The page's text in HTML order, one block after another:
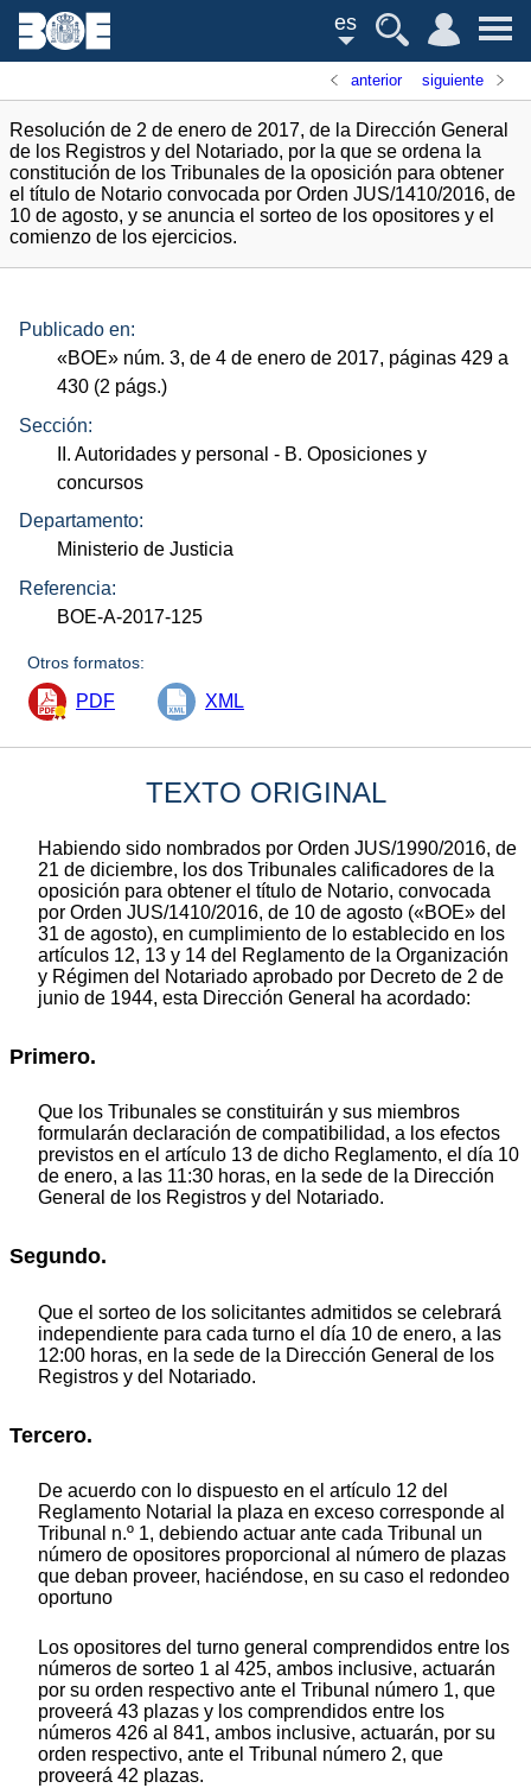
es
anterior siguiente
Resolución de 2 de enero de 2017, de la Dirección General
de los Registros y del Notariado, por la que se ordena la
constitución de los Tribunales de la oposición para obtener
el título de Notario convocada por Orden JUS/1410/2016, de
10 de agosto, y se anuncia el sorteo de los opositores y el
comienzo de los ejercicios.
Publicado en:
«BOE» núm. 3, de 4 de enero de 2017, páginas 429 a
430 (2 págs.)
Sección:
II. Autoridades y personal - B. Oposiciones y
concursos
Departamento:
Ministerio de Justicia
Referencia:
BOE-A-2017-125
Otros formatos:
PDF XML
TEXTO ORIGINAL
Habiendo sido nombrados por Orden JUS/1990/2016, de
21 de diciembre, los dos Tribunales calificadores de la
oposición para obtener el título de Notario, convocada
por Orden JUS/1410/2016, de 10 de agosto («BOE» del
31 de agosto), en cumplimiento de lo establecido en los
artículos 12, 13 y 14 del Reglamento de la Organización
y Régimen del Notariado aprobado por Decreto de 2 de
junio de 1944, esta Dirección General ha acordado:
Primero.
Que los Tribunales se constituirán y sus miembros
formularán declaración de compatibilidad, a los efectos
previstos en el artículo 13 de dicho Reglamento, el día 10
de enero, a las 11:30 horas, en la sede de la Dirección
General de los Registros y del Notariado.
Segundo.
Que el sorteo de los solicitantes admitidos se celebrará
independiente para cada turno el día 10 de enero, a las
12:00 horas, en la sede de la Dirección General de los
Registros y del Notariado.
Tercero.
De acuerdo con lo dispuesto en el artículo 12 del
Reglamento Notarial la plaza en exceso corresponde al
Tribunal n.º 1, debiendo actuar ante cada Tribunal un
número de opositores proporcional al número de plazas
que deban proveer, haciéndose, en su caso el redondeo
oportuno
Los opositores del turno general comprendidos entre los
números de sorteo 1 al 425, ambos inclusive, actuarán
por su orden respectivo ante el Tribunal número 1, que
proveerá 43 plazas y los comprendidos entre los
números 426 al 841, ambos inclusive, actuarán, por su
orden respectivo, ante el Tribunal número 2, que
proveerá 42 plazas.